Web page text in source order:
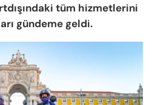
tüm hizmetlerini
gündeme geldi.